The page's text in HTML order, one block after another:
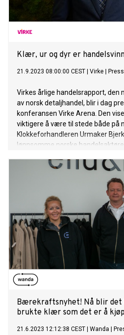
Klær, ur og dyr er
21.9.2023 08:00:00 CEST Virke
Virkes årlige handelsrapport, den
av norsk detaljhandel, blir i dag
konferansen Virke Arena. Den
viktigere å være til stede både på
Klokkeforhandleren Urmaker
lønnsomme norske
Bærekraftsnyhet! Nå blir
brukte klær som det er å
21.6.2023 12:12:38 CEST Wanda